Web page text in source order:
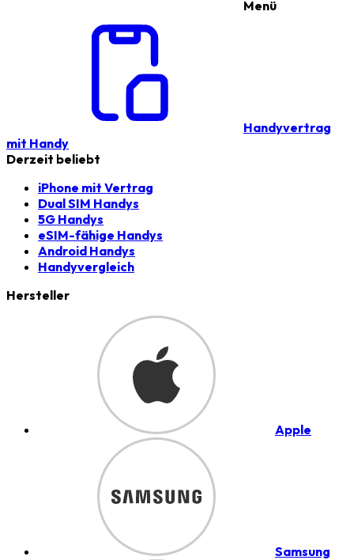
Menü
Handyvertrag
mit Handy
Derzeit beliebt
iPhone mit Vertrag
Dual SIM Handys
5G Handys
eSIM-fähige Handys
Android Handys
Handyvergleich
Hersteller
Apple
Samsung